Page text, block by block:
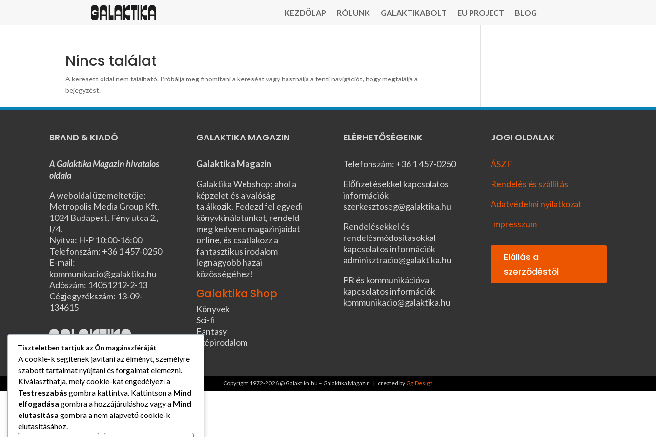
KEZDŐLAP RÓLUNK GALAKTIKABOLT EU PROJECT BLOG
Nincs találat
A keresett oldal nem található. Próbálja meg finomítani a keresést vagy használja a fenti navigációt, hogy megtalálja a
bejegyzést.
BRAND & KIADÓ
A Galaktika Magazin hivatalos
oldala
A weboldal üzemeltetője:
Metropolis Media Group Kft.
1024 Budapest, Fény utca 2.,
I/4.
Nyitva: H-P 10:00-16:00
Telefonszám: +36 1 457-0250
E-mail:
kommunikacio@galaktika.hu
Adószám: 14051212-2-13
Cégjegyzékszám: 13-09-
134615
GALAKTIKA MAGAZIN
Galaktika Magazin
Galaktika Webshop: ahol a
képzelet és a valóság
találkozik. Fedezd fel egyedi
könyvkínálatunkat, rendeld
meg kedvenc magazinjaidat
online, és csatlakozz a
fantasztikus irodalom
legnagyobb hazai
közösségéhez!
Galaktika Shop
Könyvek
Sci-fi
Fantasy
Szépirodalom
ELÉRHETŐSÉGEINK
Telefonszám: +36 1 457-0250
Előfizetésekkel kapcsolatos
információk
szerkesztoseg@galaktika.hu
Rendelésekkel és
rendelésmódosításokkal
kapcsolatos információk
adminisztracio@galaktika.hu
PR és kommunikációval
kapcsolatos információk
kommunikacio@galaktika.hu
JOGI OLDALAK
ÁSZF
Rendelés és szállítás
Adatvédelmi nyilatkozat
Impresszum
Elállás a
szerződéstől
Copyright 1972-2026 @ Galaktika.hu – Galaktika Magazin | created byGg:Design
Tiszteletben tartjuk az Ön magánszféráját
A cookie-k segítenek javítani az élményt, személyre
szabott tartalmat nyújtani és forgalmat elemezni.
Kiválaszthatja, mely cookie-kat engedélyezi a
Testreszabás gombra kattintva. Kattintson a Mind
elfogadása gombra a hozzájáruláshoz vagy a Mind
elutasítása gombra a nem alapvető cookie-k
elutasításához.